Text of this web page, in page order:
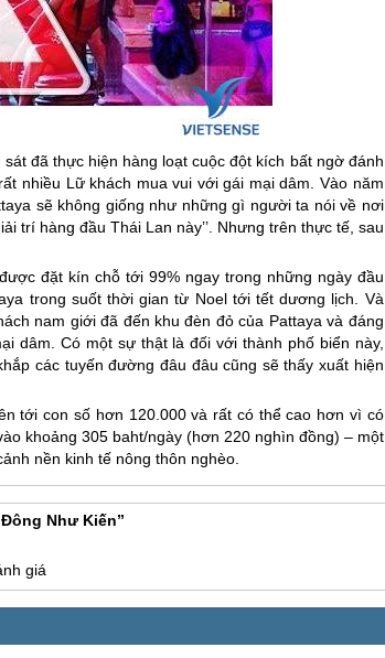
đã thực hiện hàng loạt cuộc đột kích bất ngờ đánh
nhiều Lữ khách mua vui với gái mại dâm. Vào năm
sẽ không giống như những gì người ta nói về nơi
trí hàng đầu Thái Lan này’’. Nhưng trên thực tế, sau
đặt kín chỗ tới 99% ngay trong những ngày đầu
trong suốt thời gian từ Noel tới tết dương lịch. Và
nam giới đã đến khu đèn đỏ của Pattaya và đáng
dâm. Có một sự thật là đối với thành phố biển này,
các tuyến đường đâu đâu cũng sẽ thấy xuất hiện
tới con số hơn 120.000 và rất có thể cao hơn vì có
khoảng 305 baht/ngày (hơn 220 nghìn đồng) – một
nền kinh tế nông thôn nghèo.
Như Kiến’’
giá